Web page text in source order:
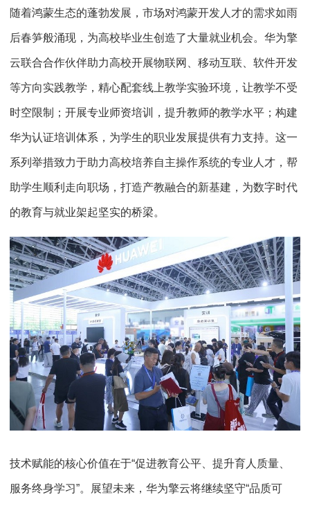
随着鸿蒙生态的蓬勃发展，市场对鸿蒙开发人才的需求如雨
后春笋般涌现，为高校毕业生创造了大量就业机会。华为擎
云联合合作伙伴助力高校开展物联网、移动互联、软件开发
等方向实践教学，精心配套线上教学实验环境，让教学不受
时空限制；开展专业师资培训，提升教师的教学水平；构建
华为认证培训体系，为学生的职业发展提供有力支持。这一
系列举措致力于助力高校培养自主操作系统的专业人才，帮
助学生顺利走向职场，打造产教融合的新基建，为数字时代
的教育与就业架起坚实的桥梁。
技术赋能的核心价值在于“促进教育公平、提升育人质量、
服务终身学习”。展望未来，华为擎云将继续坚守“品质可